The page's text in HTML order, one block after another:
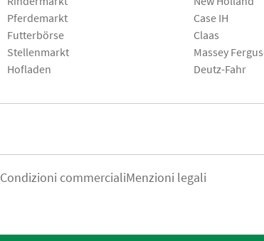
Pferdemarkt
Futterbörse
Stellenmarkt
Hofladen
Case IH
Claas
Massey
Deutz-Fahr
Condizioni commercialiMenzioni legali